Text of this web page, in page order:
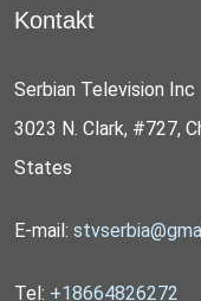
Kontakt
Serbian Television Inc
3023 N. Clark, #727,
States
E-mail:
Tel: +18664826272